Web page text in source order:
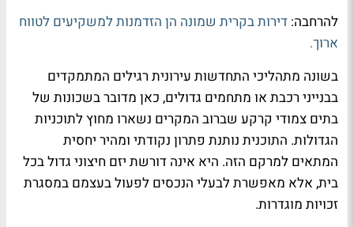
להרחבה: דירות בקרית שמונה הן הזדמנות למשקיעים לטווח
ארוך.
בשונה מתהליכי התחדשות עירונית רגילים המתמקדים
בבנייני רכבת או מתחמים גדולים, כאן מדובר בשכונות של
בתים צמודי קרקע שברוב המקרים נשארו מחוץ לתוכניות
הגדולות. התוכנית נותנת פתרון נקודתי ומהיר יחסית
המתאים למרקם הזה. היא אינה דורשת יזם חיצוני גדול בכל
בית, אלא מאפשרת לבעלי הנכסים לפעול בעצמם במסגרת
זכויות מוגדרות.